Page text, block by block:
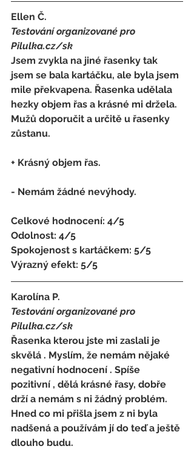
Ellen Č.
Testování organizované pro
Pilulka.cz/sk
Jsem zvykla na jiné řasenky tak
jsem se bala kartáčku, ale byla jsem
mile překvapena. Řasenka udělala
hezky objem řas a krásné mi držela.
Mužů doporučit a určitě u řasenky
zůstanu.
+ Krásný objem řas.
- Nemám žádné nevýhody.
Celkové hodnocení: 4/5
Odolnost: 4/5
Spokojenost s kartáčkem: 5/5
Výrazný efekt: 5/5
Karolína P.
Testování organizované pro
Pilulka.cz/sk
Řasenka kterou jste mi zaslali je
skvělá . Myslím, že nemám nějaké
negativní hodnocení . Spíše
pozitivní , dělá krásné řasy, dobře
drží a nemám s ni žádný problém.
Hned co mi přišla jsem z ni byla
nadšená a používám jí do teď a ještě
dlouho budu.